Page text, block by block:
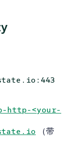
<your-
（带